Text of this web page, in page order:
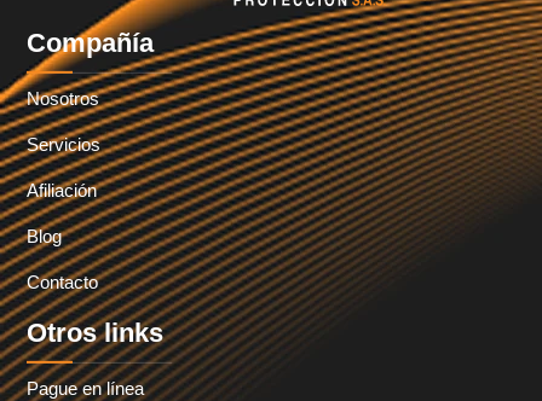
Compañía
Nosotros
Servicios
Afiliación
Blog
Contacto
Otros links
Pague en línea